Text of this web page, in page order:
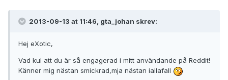
2013-09-13 at 11:46, gta_johan skrev:
Hej eXotic,
Vad kul att du är så engagerad i mitt användande på Reddit!
Känner mig nästan smickrad,mja nästan iallafall